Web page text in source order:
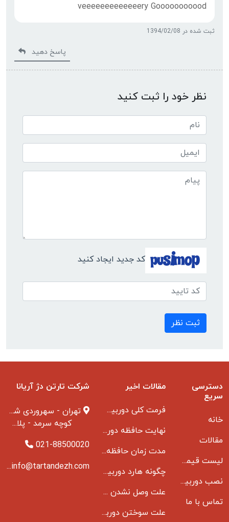
veeeeeeeeeeeeery Gooooooooood
ثبت شده در 1394/02/08
پاسخ دهید
نظر خود را ثبت کنید
کد جدید ایجاد کنید
ثبت نظر
دسترسی
سریع
خانه
مقالات
لیست قیمت دوربین مداربسته
نصب دوربین مداربسته
تماس با ما
مقالات اخیر
فرمت کلی دوربین مدار بسته
نهایت حافظه دوربین مدار بسته
مدت زمان حافظه دوربین مداربسته بانکها
چگونه هارد دوربین مداربسته می سوزد
علت وصل نشدن دی وی ار به مانیتور و راه حل مشکل
علت سوختن دوربین مدار بسته
شرکت تارتن دژ آریانا
تهران - سهروردی شمالی
کوچه سرمد - پلاک ۱ - طبقه ۳
021-88500020
info@tartandezh.com